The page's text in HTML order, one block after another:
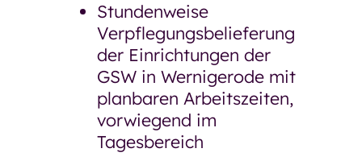
EhrenamtStundenweise
Verpflegungsbelieferung
der Einrichtungen der
GSW in Wernigerode mit
planbaren Arbeitszeiten,
vorwiegend im
Tagesbereich